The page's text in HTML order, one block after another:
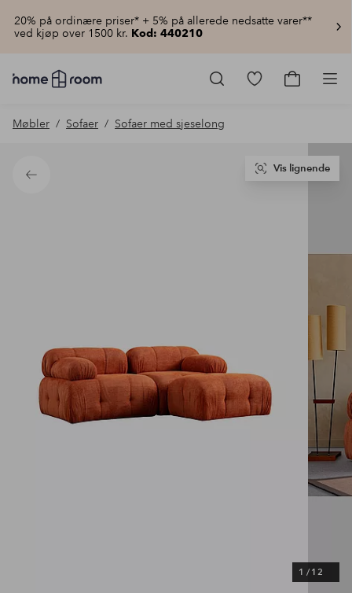
20% på ordinære priser* + 5% på allerede nedsatte varer**
ved kjøp over 1500 kr. Kod: 440210
Homeroom
–
hjemmet
pris
Gå
Gå
Møbler Sofaer Sofaer med sjeselong
Tilbake
1 / 12
Vis lignende